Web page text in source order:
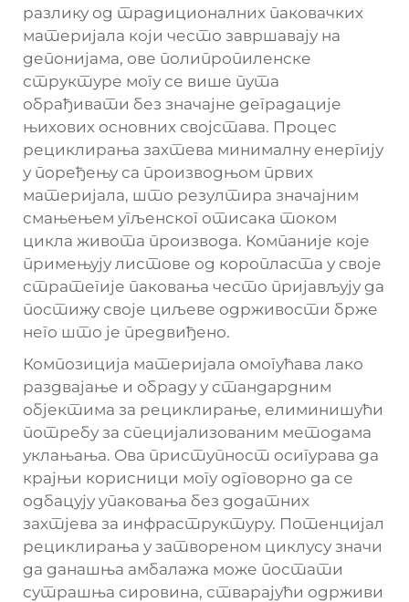
разлику од традиционалних паковачких
материјала који често завршавају на
депонијама, ове полипропиленске
структуре могу се више пута
обрађивати без значајне деградације
њихових основних својстава. Процес
рециклирања захтева минималну енергију
у поређењу са производњом првих
материјала, што резултира значајним
смањењем угљенског отисака током
цикла живота производа. Компаније које
примењују листове од коропласта у своје
стратегије паковања често пријављују да
постижу своје циљеве одрживости брже
него што је предвиђено.
Композиција материјала омогућава лако
раздвајање и обраду у стандардним
објектима за рециклирање, елиминишући
потребу за специјализованим методама
уклањања. Ова приступност осигурава да
крајњи корисници могу одговорно да се
одбацују упаковања без додатних
захтјева за инфраструктуру. Потенцијал
рециклирања у затвореном циклусу значи
да данашња амбалажа може постати
сутрашња сировина, стварајући одрживи